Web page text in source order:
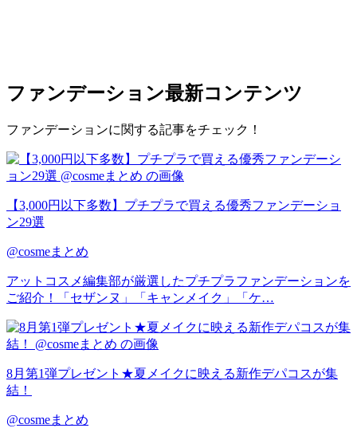
ファンデーション最新コンテンツ
ファンデーションに関する記事をチェック！
【3,000円以下多数】プチプラで買える優秀ファンデーショ
ン29選
@cosmeまとめ
アットコスメ編集部が厳選したプチプラファンデーションを
ご紹介！「セザンヌ」「キャンメイク」「ケ…
8月第1弾プレゼント★夏メイクに映える新作デパコスが集
結！
@cosmeまとめ